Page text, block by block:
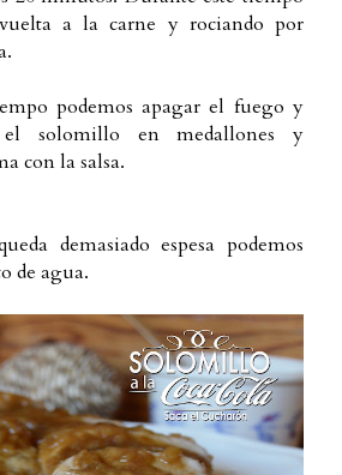
a la carne y rociando por
podemos apagar el fuego y
el solomillo en medallones y
con la salsa.
demasiado espesa podemos
de agua.